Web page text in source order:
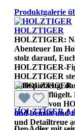
Produktgalerie
HOLZTIGER
HOLZTIGER:
Abenteuer Im
stolz darauf,
HOLZTIGER-
HOLZTIGER
Holzspielzeug,
Kinder beflügelt.
Spielzeug von
und bemalt und
und Detailtreue
HOLZTIGER